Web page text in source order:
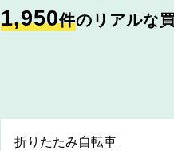
1,950件のリアルな